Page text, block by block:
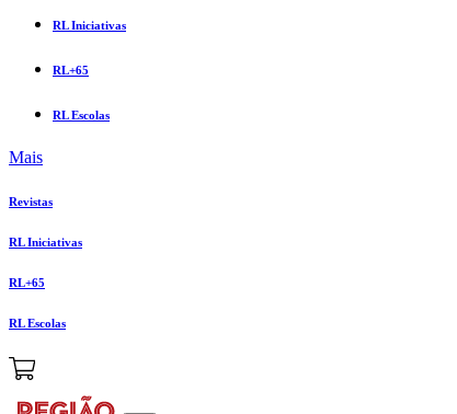
RL Iniciativas
RL+65
RL Escolas
Mais
Revistas
RL Iniciativas
RL+65
RL Escolas